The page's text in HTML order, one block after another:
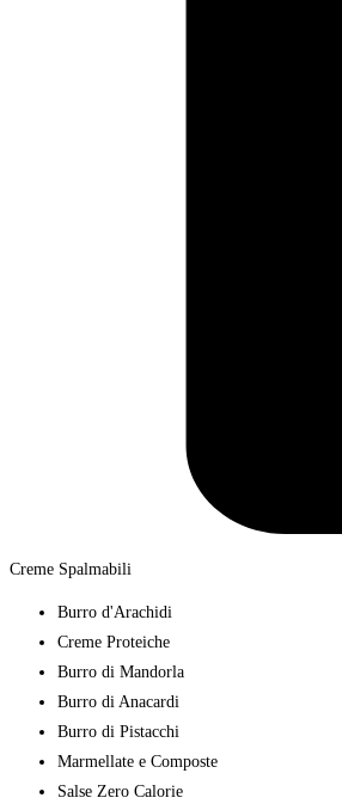
Creme Spalmabili
Burro d'Arachidi
Creme Proteiche
Burro di Mandorla
Burro di Anacardi
Burro di Pistacchi
Marmellate e Composte
Salse Zero Calorie